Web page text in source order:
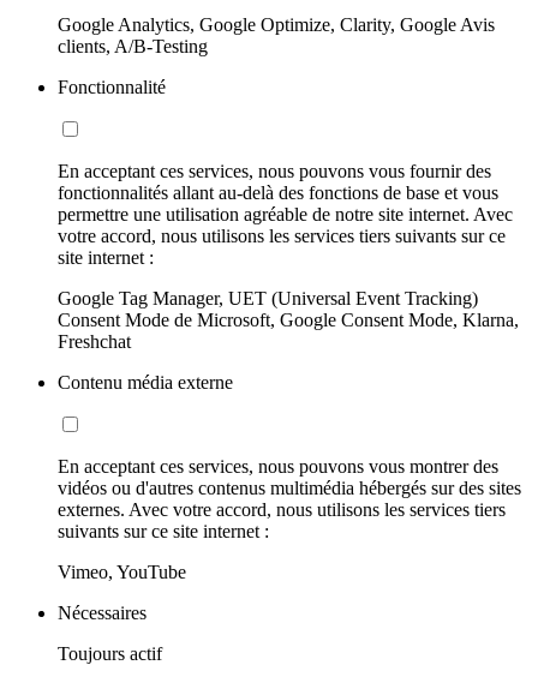
Google Analytics, Google Optimize, Clarity, Google Avis
clients, A/B-Testing
Fonctionnalité
En acceptant ces services, nous pouvons vous fournir des
fonctionnalités allant au-delà des fonctions de base et vous
permettre une utilisation agréable de notre site internet. Avec
votre accord, nous utilisons les services tiers suivants sur ce
site internet :
Google Tag Manager, UET (Universal Event Tracking)
Consent Mode de Microsoft, Google Consent Mode, Klarna,
Freshchat
Contenu média externe
En acceptant ces services, nous pouvons vous montrer des
vidéos ou d'autres contenus multimédia hébergés sur des sites
externes. Avec votre accord, nous utilisons les services tiers
suivants sur ce site internet :
Vimeo, YouTube
Nécessaires
Toujours actif